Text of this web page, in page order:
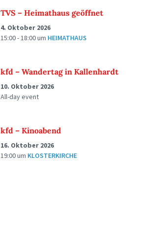
TVS – Heimathaus geöffnet
4. Oktober 2026
15:00 - 18:00um HEIMATHAUS
kfd – Wandertag in Kallenhardt
10. Oktober 2026
All-day event
kfd – Kinoabend
16. Oktober 2026
19:00um KLOSTERKIRCHE